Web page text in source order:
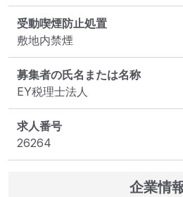
受動喫煙防止処置
敷地内禁煙
募集者の氏名または名称
EY税理士法人
求人番号
26264
企業情